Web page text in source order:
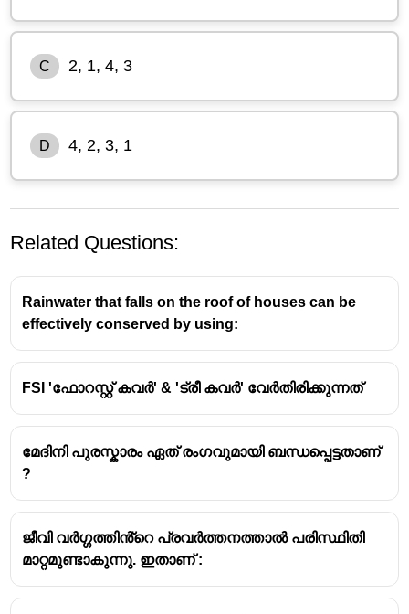
C 2, 1, 4, 3
D 4, 2, 3, 1
Coral bleaching is a phenomenon where
corals turn white due to the loss of their
symbiotic algae (zooxanthellae) and/or the
degradation of the algae's photosynthetic
Increased water temperature.
Corals expel their symbiotic algae.
Related Questions:
Rainwater that falls on the roof of houses can be
effectively conserved by using:
FSI 'ഫോറസ്റ്റ് കവർ' & 'ട്രീ കവർ' വേർതിരിക്കുന്നത്
മേദിനി പുരസ്കാരം ഏത് രംഗവുമായി ബന്ധപ്പെട്ടതാണ്
?
ജീവി വർഗ്ഗത്തിൻ്റെ പ്രവർത്തനത്താൽ പരിസ്ഥിതി
മാറ്റമുണ്ടാകുന്നു. ഇതാണ് :